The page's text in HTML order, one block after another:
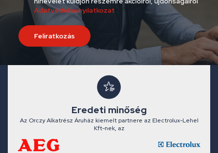
Adatvédelmi nyilatkozat
Feliratkozás
Eredeti minőség
Az Orczy Alkatrész Áruház kiemelt partnere az Electrolux-Lehel
Kft-nek, az